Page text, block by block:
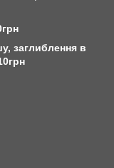
заглиблення в